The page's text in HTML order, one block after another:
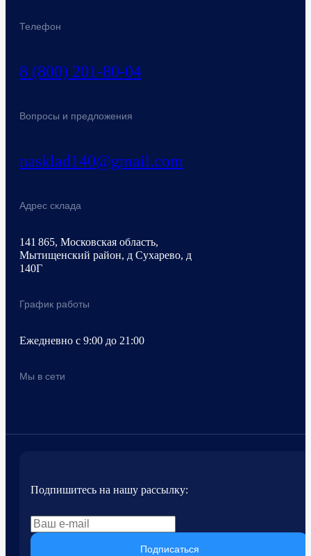
Телефон
8 (800) 201-80-04
Вопросы и предложения
nasklad140@gmail.com
Адрес склада
141 865, Московская область,
Мытищенский район, д Сухарево, д
140Г
График работы
Ежедневно с 9:00 до 21:00
Мы в сети
Подпишитесь на нашу рассылку:
Подписаться